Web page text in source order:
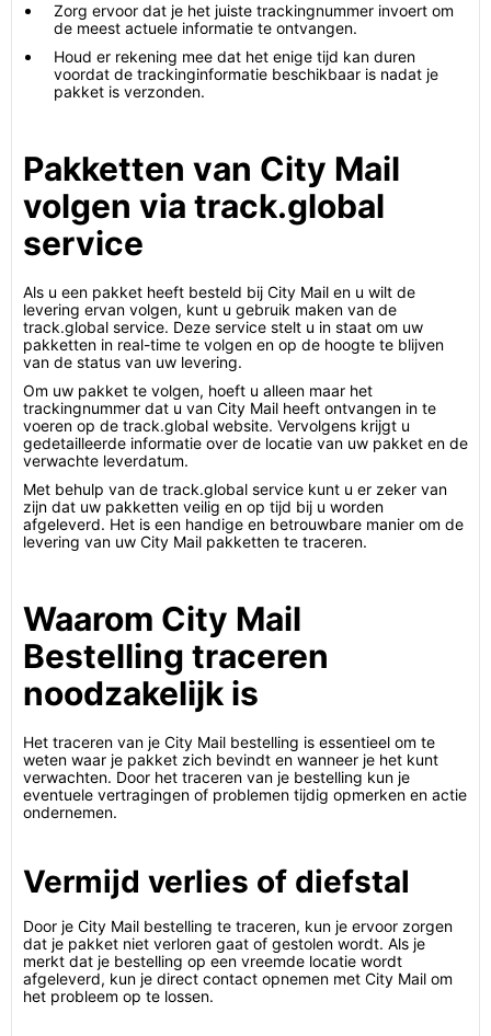
Zorg ervoor dat je het juiste trackingnummer invoert om
de meest actuele informatie te ontvangen.
Houd er rekening mee dat het enige tijd kan duren
voordat de trackinginformatie beschikbaar is nadat je
pakket is verzonden.
Pakketten van City Mail
volgen via track.global
service
Als u een pakket heeft besteld bij City Mail en u wilt de
levering ervan volgen, kunt u gebruik maken van de
track.global service. Deze service stelt u in staat om uw
pakketten in real-time te volgen en op de hoogte te blijven
van de status van uw levering.
Om uw pakket te volgen, hoeft u alleen maar het
trackingnummer dat u van City Mail heeft ontvangen in te
voeren op de track.global website. Vervolgens krijgt u
gedetailleerde informatie over de locatie van uw pakket en de
verwachte leverdatum.
Met behulp van de track.global service kunt u er zeker van
zijn dat uw pakketten veilig en op tijd bij u worden
afgeleverd. Het is een handige en betrouwbare manier om de
levering van uw City Mail pakketten te traceren.
Waarom City Mail
Bestelling traceren
noodzakelijk is
Het traceren van je City Mail bestelling is essentieel om te
weten waar je pakket zich bevindt en wanneer je het kunt
verwachten. Door het traceren van je bestelling kun je
eventuele vertragingen of problemen tijdig opmerken en actie
ondernemen.
Vermijd verlies of diefstal
Door je City Mail bestelling te traceren, kun je ervoor zorgen
dat je pakket niet verloren gaat of gestolen wordt. Als je
merkt dat je bestelling op een vreemde locatie wordt
afgeleverd, kun je direct contact opnemen met City Mail om
het probleem op te lossen.